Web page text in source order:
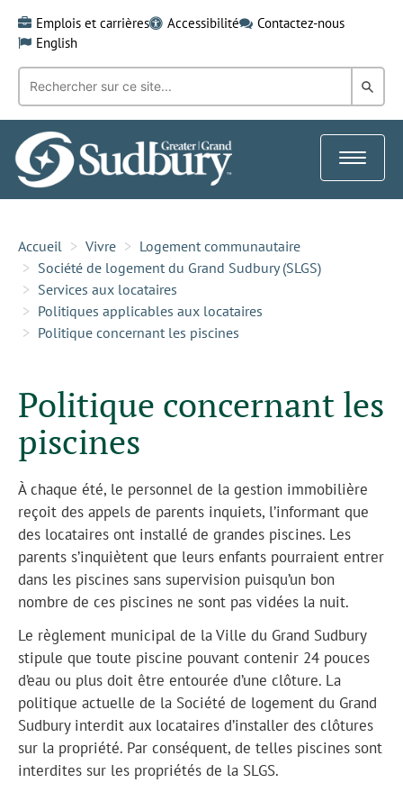
content
Emplois et carrières Accessibilité
Contactez-nous
English
Recherche
mot-
clé:
dans
Toggle
Accueil Vivre
Logement communautaire
Société de logement du Grand Sudbury (SLGS)
Services aux locataires
Politiques applicables aux locataires
Politique concernant les piscines
Politique concernant les
piscines
À chaque été, le personnel de la gestion immobilière
reçoit des appels de parents inquiets, l’informant que
des locataires ont installé de grandes piscines. Les
parents s’inquiètent que leurs enfants pourraient entrer
dans les piscines sans supervision puisqu’un bon
nombre de ces piscines ne sont pas vidées la nuit.
Le règlement municipal de la Ville du Grand Sudbury
stipule que toute piscine pouvant contenir 24 pouces
d’eau ou plus doit être entourée d’une clôture. La
politique actuelle de la Société de logement du Grand
Sudbury interdit aux locataires d’installer des clôtures
sur la propriété. Par conséquent, de telles piscines sont
interdites sur les propriétés de la SLGS.